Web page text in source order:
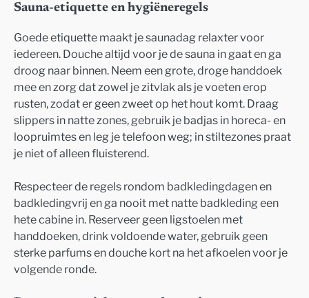
Sauna-etiquette en hygiëneregels
Goede etiquette maakt je saunadag relaxter voor
iedereen. Douche altijd voor je de sauna in gaat en ga
droog naar binnen. Neem een grote, droge handdoek
mee en zorg dat zowel je zitvlak als je voeten erop
rusten, zodat er geen zweet op het hout komt. Draag
slippers in natte zones, gebruik je badjas in horeca- en
loopruimtes en leg je telefoon weg; in stiltezones praat
je niet of alleen fluisterend.
Respecteer de regels rondom badkledingdagen en
badkledingvrij en ga nooit met natte badkleding een
hete cabine in. Reserveer geen ligstoelen met
handdoeken, drink voldoende water, gebruik geen
sterke parfums en douche kort na het afkoelen voor je
volgende ronde.